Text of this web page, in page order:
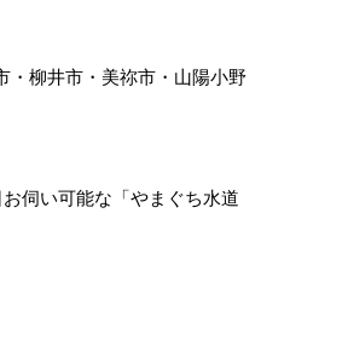
・柳井市・美祢市・山陽小野
伺い可能な「やまぐち水道